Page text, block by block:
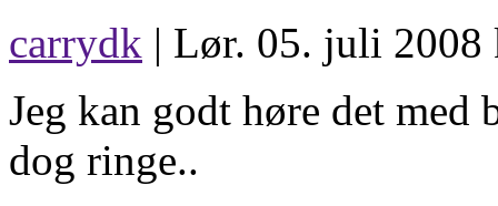
carrydk | Lør. 05. juli 2008
Jeg kan godt høre det med
dog ringe..